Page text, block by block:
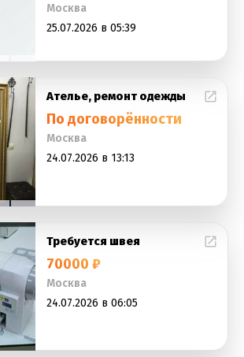
Москва
25.07.2026 в 05:39
Ателье, ремонт одежды
По договорённости
Москва
24.07.2026 в 13:13
Требуется швея
70000 ₽
Москва
24.07.2026 в 06:05